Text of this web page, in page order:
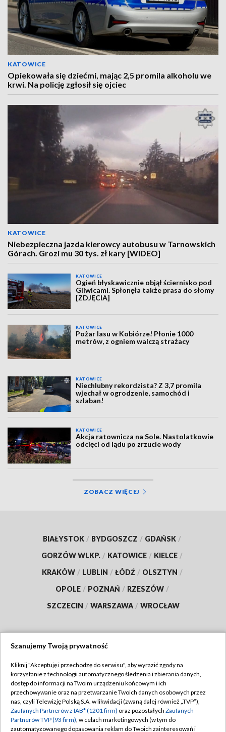
KATOWICE
Opiekowała się dziećmi, mając 2,5 promila alkoholu we
krwi. Na policję zgłosił się ojciec
KATOWICE
Niebezpieczna jazda kierowcy autobusu w Tarnowskich
Górach. Grozi mu 30 tys. zł kary [WIDEO]
KATOWICE
Ogień błyskawicznie objął ściernisko pod
Gliwicami. Spłonęła także prasa do słomy
[ZDJĘCIA]
KATOWICE
Pożar lasu w Kobiórze! Płonie 1000
metrów, z ogniem walczą strażacy
KATOWICE
Niechlubny rekordzista? Z 3,7 promila
wjechał w ogrodzenie, samochód i
szlaban!
KATOWICE
Akcja ratownicza na Sole. Nastolatkowie
odcięci od lądu po zrzucie wody
ZOBACZ WIĘCEJ
BIAŁYSTOK / BYDGOSZCZ / GDAŃSK /
GORZÓW WLKP. / KATOWICE / KIELCE /
KRAKÓW / LUBLIN / ŁÓDŹ / OLSZTYN /
OPOLE / POZNAŃ / RZESZÓW /
SZCZECIN / WARSZAWA / WROCŁAW
TVP
Abonament TVP
Emisja w TVP
Centrum informacji TVP
Regulamin TVP
Polityka prywatności
Moje zgody
Szanujemy Twoją prywatność
Kliknij "Akceptuję i przechodzę do serwisu", aby wyrazić zgody na
korzystanie z technologii automatycznego śledzenia i zbierania danych,
dostęp do informacji na Twoim urządzeniu końcowym i ich
przechowywanie oraz na przetwarzanie Twoich danych osobowych przez
nas, czyli Telewizję Polską S.A. w likwidacji (zwaną dalej również „TVP”),
Zaufanych Partnerów z IAB* (1201 firm) oraz pozostałych Zaufanych
Partnerów TVP (93 firm), w celach marketingowych (w tym do
zautomatyzowanego dopasowania reklam do Twoich zainteresowań i